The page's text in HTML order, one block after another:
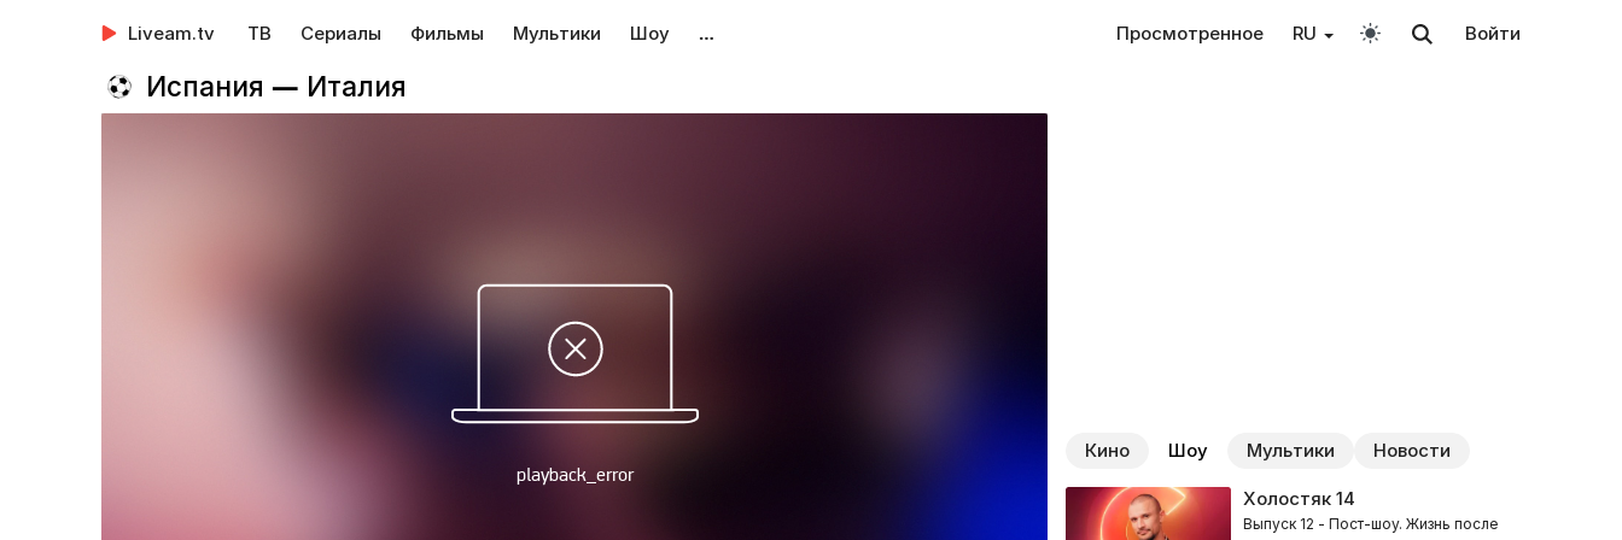
Liveam.tv ТВ Сериалы Фильмы Мультики Шоу … Просмотренное RU Войти
Испания — Италия
Кино Шоу Мультики Новости
Холостяк14
Выпуск 12 - Пост-шоу. Жизнь после